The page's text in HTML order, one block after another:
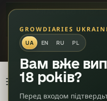
✦ЛАСКАВО
GROWDIARIES
UA EN RU PL
Вам вже
18 років?
Перед входом
Фільтри
товарів ×